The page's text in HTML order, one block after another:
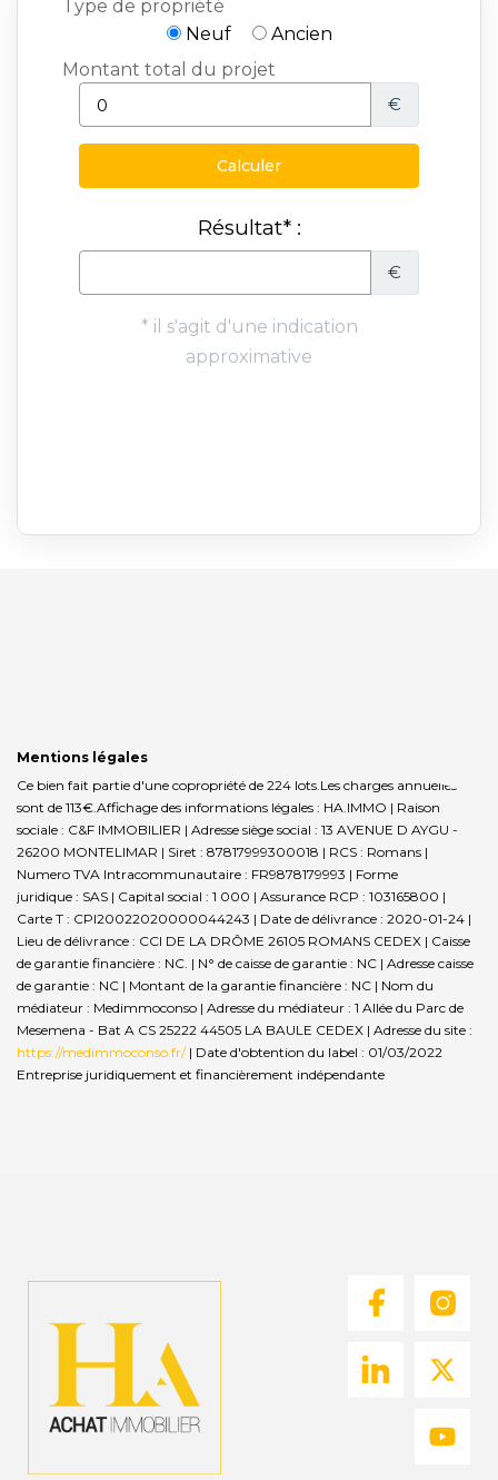
Mentions légales
Ce bien fait partie d'une copropriété de 224 lots.Les charges annuelles
sont de 113€.Affichage des informations légales : HA.IMMO | Raison
sociale : C&F IMMOBILIER | Adresse siège social : 13 AVENUE D AYGU -
26200 MONTELIMAR | Siret : 87817999300018 | RCS : Romans |
Numero TVA Intracommunautaire : FR9878179993 | Forme
juridique : SAS | Capital social : 1 000 | Assurance RCP : 103165800 |
Carte T : CPI20022020000044243 | Date de délivrance : 2020-01-24 |
Lieu de délivrance : CCI DE LA DRÔME 26105 ROMANS CEDEX | Caisse
de garantie financière : NC. | N° de caisse de garantie : NC | Adresse caisse
de garantie : NC | Montant de la garantie financière : NC | Nom du
médiateur : Medimmoconso | Adresse du médiateur : 1 Allée du Parc de
Mesemena - Bat A CS 25222 44505 LA BAULE CEDEX | Adresse du site :
https://medimmoconso.fr/| Date d'obtention du label : 01/03/2022
Entreprise juridiquement et financièrement indépendante